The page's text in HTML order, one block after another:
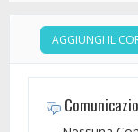
AGGIUNGI IL